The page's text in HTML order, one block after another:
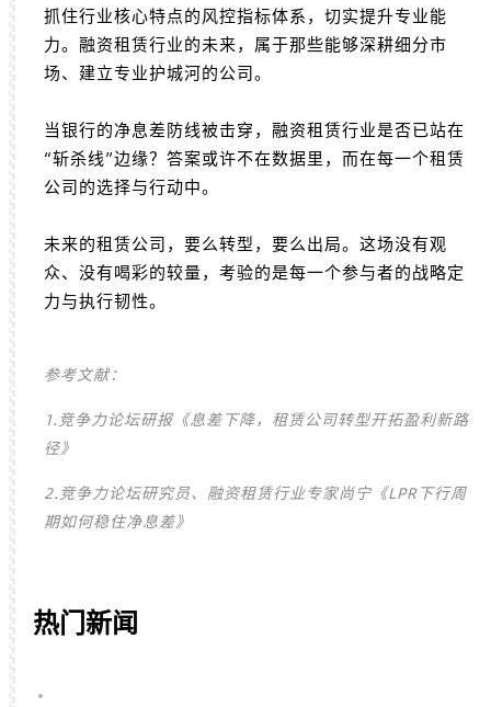
抓住行业核心特点的风控指标体系，切实提升专业能
力。融资租赁行业的未来，属于那些能够深耕细分市
场、建立专业护城河的公司。
当银行的净息差防线被击穿，融资租赁行业是否已站在
“斩杀线”边缘？答案或许不在数据里，而在每一个租赁
公司的选择与行动中。
未来的租赁公司，要么转型，要么出局。这场没有观
众、没有喝彩的较量，考验的是每一个参与者的战略定
力与执行韧性。
参考文献：
1.竞争力论坛研报《息差下降，租赁公司转型开拓盈利新路
径》
2.竞争力论坛研究员、融资租赁行业专家尚宁《LPR下行周
期如何稳住净息差》
热门新闻